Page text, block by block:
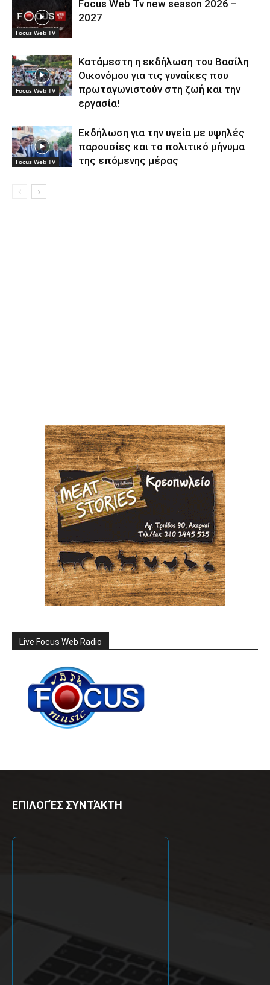
Focus Web TV
Focus Web Tv new season 2026 –
2027
Focus Web TV
Κατάμεστη η εκδήλωση του Βασίλη
Οικονόμου για τις γυναίκες που
πρωταγωνιστούν στη ζωή και την
εργασία!
Focus Web TV
Εκδήλωση για την υγεία με υψηλές
παρουσίες και το πολιτικό μήνυμα
της επόμενης μέρας
Live Focus Web Radio
ΕΠΙΛΟΓΈΣ ΣΥΝΤΆΚΤΗ